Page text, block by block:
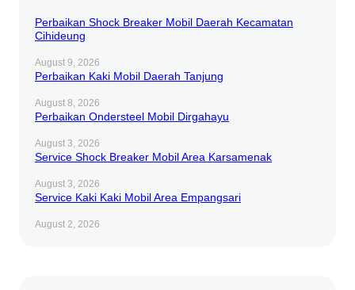
Perbaikan Shock Breaker Mobil Daerah Kecamatan
Cihideung
August 9, 2026
Perbaikan Kaki Mobil Daerah Tanjung
August 8, 2026
Perbaikan Ondersteel Mobil Dirgahayu
August 3, 2026
Service Shock Breaker Mobil Area Karsamenak
August 3, 2026
Service Kaki Kaki Mobil Area Empangsari
August 2, 2026